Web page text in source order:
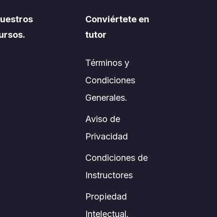
Conviértete en
tutor
Términos y
Condiciones
Generales.
Aviso de
Privacidad
Condiciones de
Instructores
Propiedad
Intelectual.